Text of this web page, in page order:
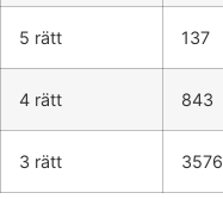
5 rätt 137
4 rätt 843
3 rätt 3576